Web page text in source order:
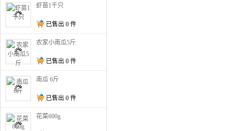
虾苗1千只
已售出 0 件
农家小南瓜5斤
已售出 0 件
南瓜 6斤
已售出 0 件
花菜600g